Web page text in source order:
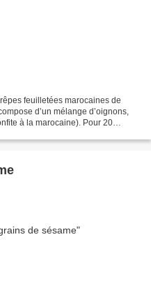
feuilletées marocaines de
d’un mélange d’oignons,
à la marocaine). Pour 20